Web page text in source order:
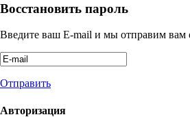
Восстановить пароль
Введите ваш E-mail и мы отправим вам
Отправить
Авторизация